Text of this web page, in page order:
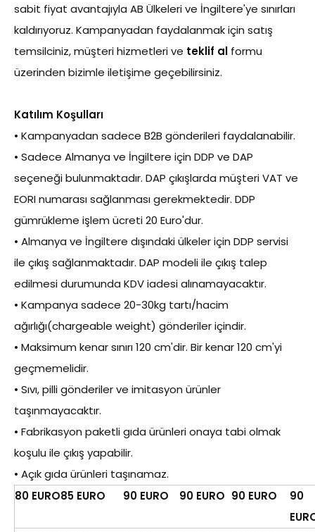
sabit fiyat avantajıyla AB Ülkeleri ve İngiltere'ye sınırları
kaldırıyoruz. Kampanyadan faydalanmak için satış
temsilciniz, müşteri hizmetleri ve teklif al formu
üzerinden bizimle iletişime geçebilirsiniz.
Katılım Koşulları
• Kampanyadan sadece B2B gönderileri faydalanabilir.
• Sadece Almanya ve İngiltere için DDP ve DAP
seçeneği bulunmaktadır. DAP çıkışlarda müşteri VAT ve
EORI numarası sağlanması gerekmektedir. DDP
gümrükleme işlem ücreti 20 Euro'dur.
• Almanya ve İngiltere dışındaki ülkeler için DDP servisi
ile çıkış sağlanmaktadır. DAP modeli ile çıkış talep
edilmesi durumunda KDV iadesi alınamayacaktır.
• Kampanya sadece 20-30kg tartı/hacim
ağırlığı(chargeable weight) gönderiler içindir.
• Maksimum kenar sınırı 120 cm'dir. Bir kenar 120 cm'yi
geçmemelidir.
• Sıvı, pilli gönderiler ve imitasyon ürünler
taşınmayacaktır.
• Fabrikasyon paketli gıda ürünleri onaya tabi olmak
koşulu ile çıkış yapabilir.
• Açık gıda ürünleri taşınamaz.
80 EURO85 EURO 90 EURO 90 EURO 90 EURO
90